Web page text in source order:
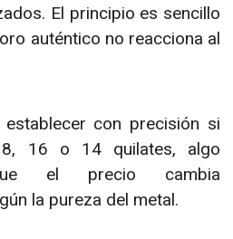
El principio es sencillo
auténtico no reacciona al
con precisión si
16 o 14 quilates, algo
el precio cambia
la pureza del metal.